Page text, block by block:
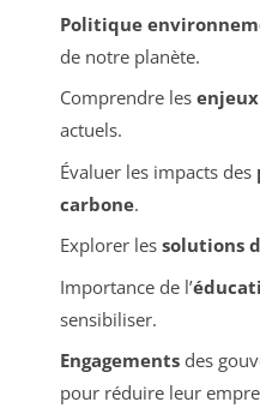
Politique
de notre planète.
Comprendre les
actuels.
Évaluer les impacts des
carbone.
Explorer les solutions
Importance de l’
sensibiliser.
Engagementsdes
pour réduire leur